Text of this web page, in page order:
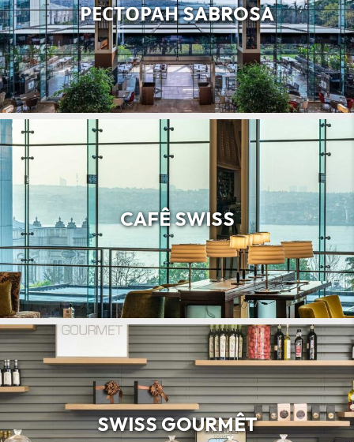
РЕСТОРАН SABROSA
CAFÊ SWISS
SWISS GOURMÊT